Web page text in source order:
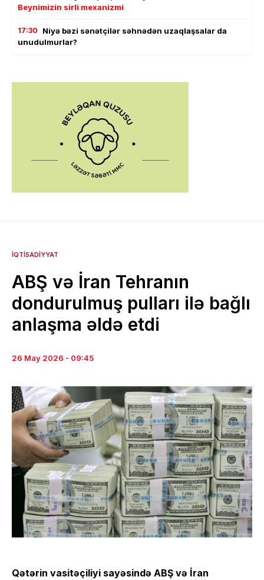
Beynimizin sirli mexanizmi
17:30
Niyə bəzi sənətçilər səhnədən uzaqlaşsalar da
unudulmurlar?
İQTISADIYYAT
ABŞ və İran Tehranın
dondurulmuş pulları ilə bağlı
anlaşma əldə etdi
26 May 2026 - 09:45
Qətərin vasitəçiliyi sayəsində ABŞ və İran